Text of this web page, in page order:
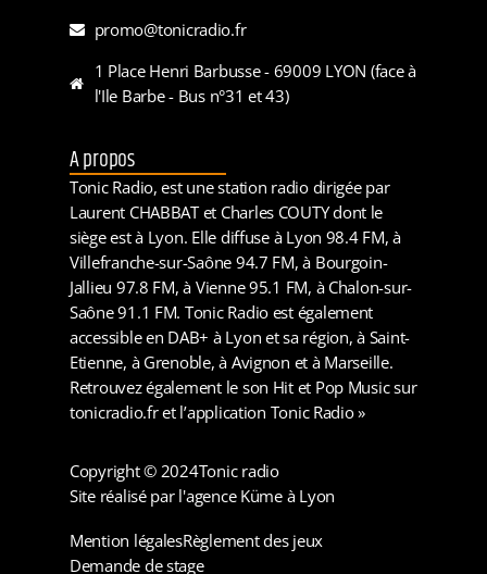
promo@tonicradio.fr
1 Place Henri Barbusse - 69009 LYON (face à
l'Ile Barbe - Bus n°31 et 43)
A propos
Tonic Radio, est une station radio dirigée par
Laurent CHABBAT et Charles COUTY dont le
siège est à Lyon. Elle diffuse à Lyon 98.4 FM, à
Villefranche-sur-Saône 94.7 FM, à Bourgoin-
Jallieu 97.8 FM, à Vienne 95.1 FM, à Chalon-sur-
Saône 91.1 FM. Tonic Radio est également
accessible en DAB+ à Lyon et sa région, à Saint-
Etienne, à Grenoble, à Avignon et à Marseille.
Retrouvez également le son Hit et Pop Music sur
tonicradio.fr et l’application Tonic Radio »
Copyright © 2024Tonic radio
Site réalisé par l'agence Küme à Lyon
Mention légalesRèglement des jeux
Demande de stage